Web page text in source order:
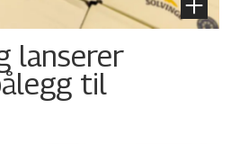
lanserer
til